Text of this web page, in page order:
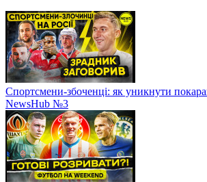
Спортсмени-збоченці: як уникнути
NewsHub №3